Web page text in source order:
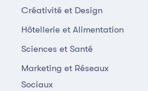
Créativité et Design
Hôtellerie et Alimentation
Sciences et Santé
Marketing et Réseaux
Sociaux